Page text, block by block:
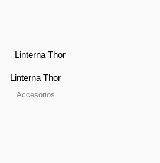
Linterna Thor
Accesorios